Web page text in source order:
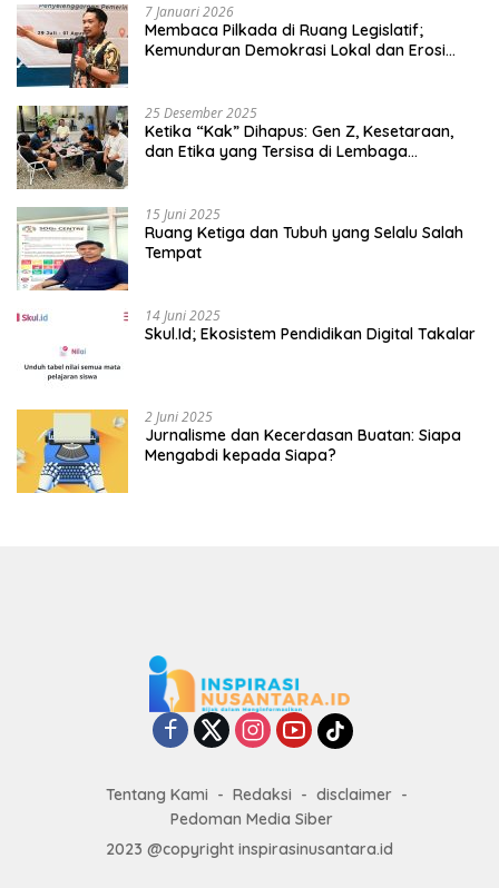
7 Januari 2026
Membaca Pilkada di Ruang Legislatif;
Kemunduran Demokrasi Lokal dan Erosi
25 Desember 2025
Ketika “Kak” Dihapus: Gen Z, Kesetaraan,
dan Etika yang Tersisa di Lembaga
15 Juni 2025
Ruang Ketiga dan Tubuh yang Selalu Salah
Tempat
14 Juni 2025
Skul.Id; Ekosistem Pendidikan Digital Takalar
2 Juni 2025
Jurnalisme dan Kecerdasan Buatan: Siapa
Mengabdi kepada Siapa?
Tentang Kami Redaksi
disclaimer
Pedoman Media Siber
2023 @copyright inspirasinusantara.id